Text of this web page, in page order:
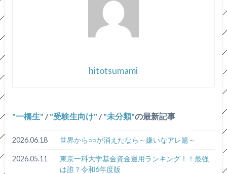
hitotsumami
一橋生 / 受験生向け / 未分類 の最新記事
2026.06.18 世界から○○が消えたなら～嫌いなアレ篇～
2026.05.11
東京一科大学基金資金運用ランキング！！最強
は誰？令和6年度版